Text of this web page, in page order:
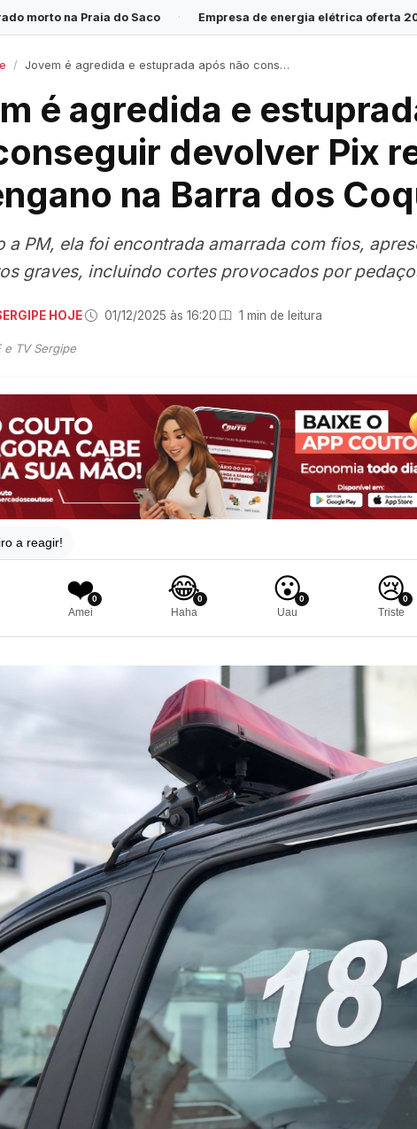
· Empresa de energia elétrica oferta 20 vagas para
Jovem é agredida e estuprada após não conseguir devolver Pix recebido por engano na Barra dos Coqueiros
é agredida e
devolver Pix
na Barra dos
a PM, ela foi encontrada amarrada com fios,
graves, incluindo cortes provocados por
HOJE· 01/12/2025 às 16:20· 1 min de leitura
e TV Sergipe
a reagir!
❤️0
Amei
😂0
Haha
😮0
Uau
😢0
Triste